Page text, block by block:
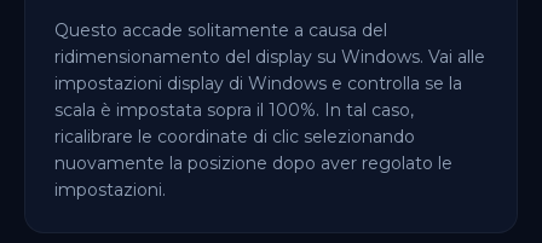
Questo accade solitamente a causa del
ridimensionamento del display su Windows. Vai alle
impostazioni display di Windows e controlla se la
scala è impostata sopra il 100%. In tal caso,
ricalibrare le coordinate di clic selezionando
nuovamente la posizione dopo aver regolato le
impostazioni.